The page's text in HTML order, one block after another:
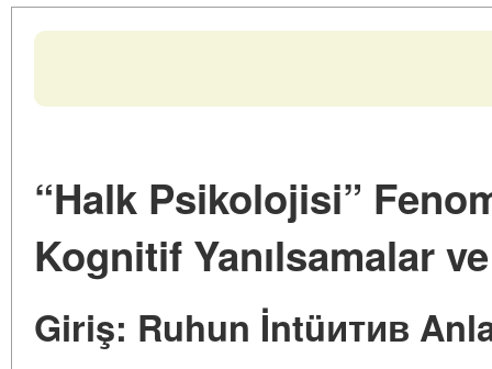
“Halk Psikolojisi”
Kognitif Yanılsamalar
Giriş: Ruhun İntüитив